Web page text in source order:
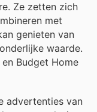
Ze zetten zich
met
genieten van
waarde.
Budget Home
advertenties van